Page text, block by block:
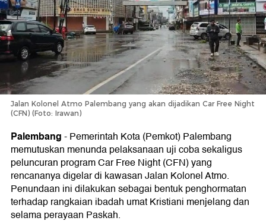
Jalan Kolonel Atmo Palembang yang akan dijadikan Car Free Night
(CFN) (Foto: Irawan)
Palembang-Pemerintah Kota (Pemkot) Palembang
memutuskan menunda pelaksanaan uji coba sekaligus
peluncuran program Car Free Night (CFN) yang
rencananya digelar di kawasan Jalan Kolonel Atmo.
Penundaan ini dilakukan sebagai bentuk penghormatan
terhadap rangkaian ibadah umat Kristiani menjelang dan
selama perayaan Paskah.